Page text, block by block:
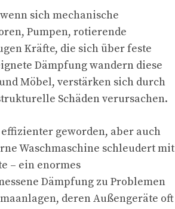
sich mechanische
Pumpen, rotierende
Kräfte, die sich über feste
Dämpfung wandern diese
Möbel, verstärken sich durch
Schäden verursachen.
geworden, aber auch
Waschmaschine schleudert mit
– ein enormes
Dämpfung zu Problemen
deren Außengeräte oft